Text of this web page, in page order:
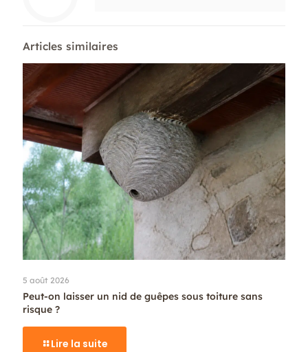
Articles similaires
5 août 2026
Peut-on laisser un nid de guêpes sous toiture sans
risque ?
Lire la suite